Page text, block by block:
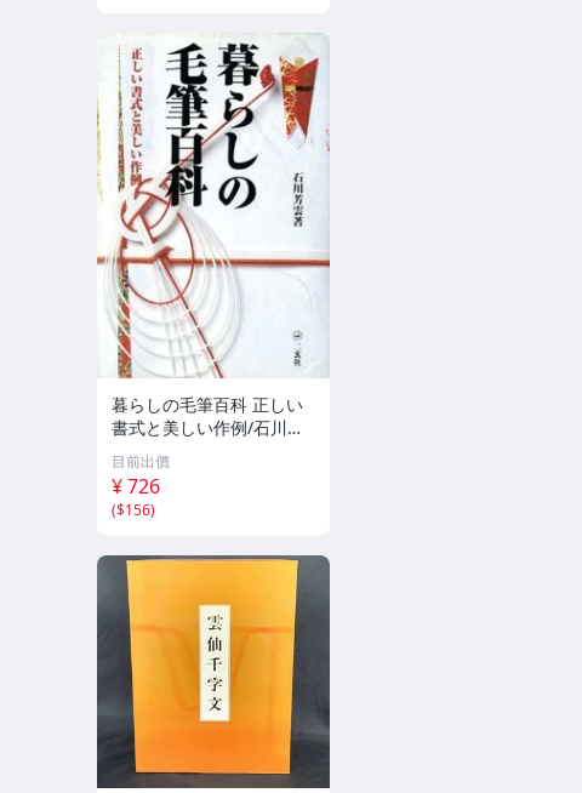
暮らしの毛筆百科 正しい
書式と美しい作例/石川芳
雲(著者)
目前出價
¥ 726
($156)